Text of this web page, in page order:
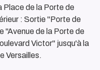
Place de la Porte de
: Sortie "Porte de
"Avenue de la Porte de
Victor" jusqu'à la
Versailles.